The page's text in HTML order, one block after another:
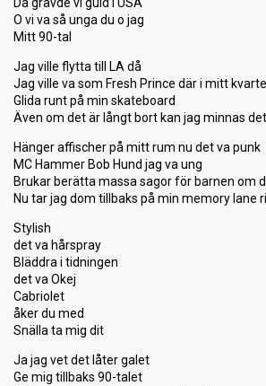
O vi va så unga du o jag
Mitt 90-tal
Jag ville flytta till LA då
Jag ville va som Fresh Prince där i mitt
Glida runt på min skateboard
Även om det är långt bort kan jag minnas det
Hänger affischer på mitt rum nu det va punk
MC Hammer Bob Hund jag va ung
Brukar berätta massa sagor för barnen om
Nu tar jag dom tillbaks på min memory lane
Stylish
det va hårspray
Bläddra i tidningen
det va Okej
Cabriolet
åker du med
Snälla ta mig dit
Ja jag vet det låter galet
Ge mig tillbaks 90-talet